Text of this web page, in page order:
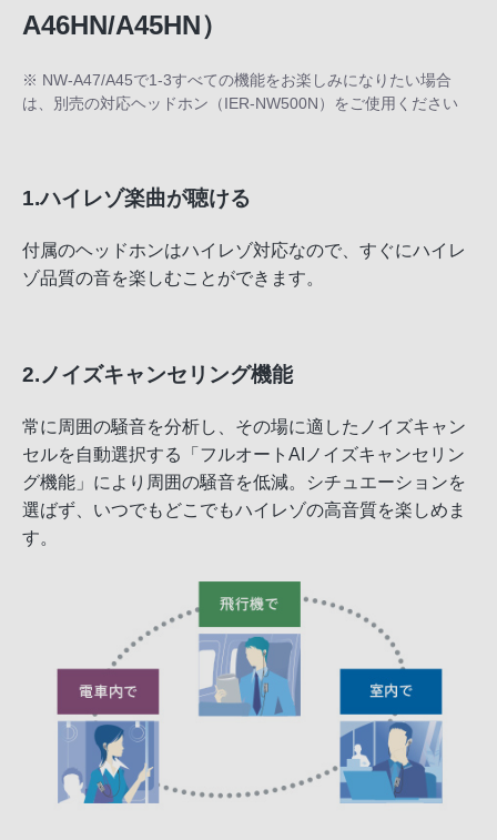
A46HN/A45HN）
※ NW-A47/A45で1-3すべての機能をお楽しみになりたい場合
は、別売の対応ヘッドホン（IER-NW500N）をご使用ください
1.ハイレゾ楽曲が聴ける
付属のヘッドホンはハイレゾ対応なので、すぐにハイレ
ゾ品質の音を楽しむことができます。
2.ノイズキャンセリング機能
常に周囲の騒音を分析し、その場に適したノイズキャン
セルを自動選択する「フルオートAIノイズキャンセリン
グ機能」により周囲の騒音を低減。シチュエーションを
選ばず、いつでもどこでもハイレゾの高音質を楽しめま
す。